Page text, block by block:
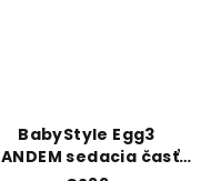
BabyStyle Egg3
sedacia časť,